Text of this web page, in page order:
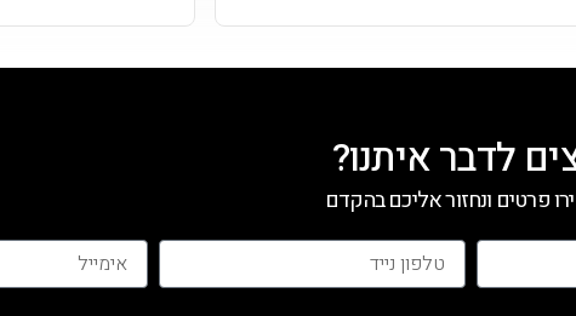
לדבר איתנו?
פרטים ונחזור אליכם בהקדם